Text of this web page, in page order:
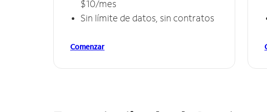
$10/mes
Sin límite de datos, sin contratos
Comenzar